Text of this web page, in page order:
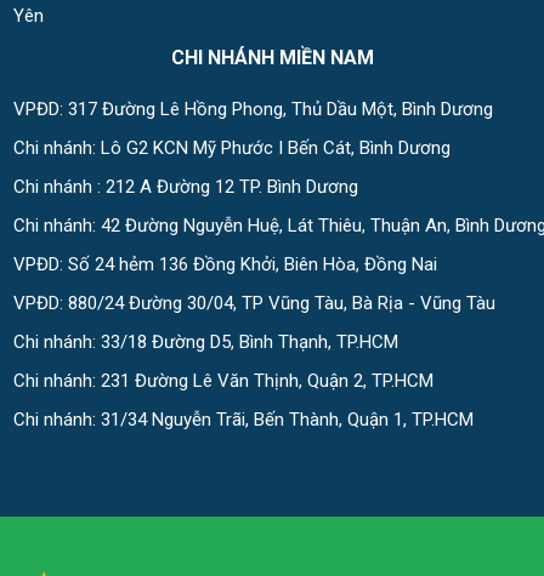
Yên
CHI NHÁNH MIỀN NAM
VPĐD: 317 Đường Lê Hồng Phong, Thủ Dầu Một, Bình Dương
Chi nhánh: Lô G2 KCN Mỹ Phước I Bến Cát, Bình Dương
Chi nhánh : 212 A Đường 12 TP. Bình Dương
Chi nhánh: 42 Đường Nguyễn Huệ, Lát Thiêu, Thuận An, Bình
VPĐD: Số 24 hẻm 136 Đồng Khởi, Biên Hòa, Đồng Nai
VPĐD: 880/24 Đường 30/04, TP Vũng Tàu, Bà Rịa - Vũng Tàu
Chi nhánh: 33/18 Đường D5, Bình Thạnh, TP.HCM
Chi nhánh: 231 Đường Lê Văn Thịnh, Quận 2, TP.HCM
Chi nhánh: 31/34 Nguyễn Trãi, Bến Thành, Quận 1, TP.HCM